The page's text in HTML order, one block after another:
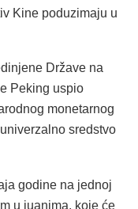
Kine poduzimaju u
Države na
Peking uspio
monetarnog
sredstvo
godine na jednoj
u juanima, koje će